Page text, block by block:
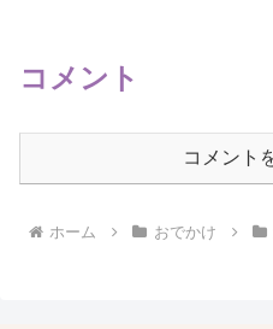
コメント
コメント
ホーム おでかけ